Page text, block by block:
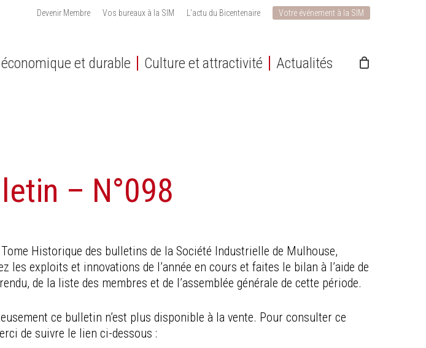
Devenir Membre Vos bureaux à la SIM L’actu du Bicentenaire Votre événement à la SIM
et durable Culture et attractivité Actualités
– N°098
Tome Historique des bulletins de la Société Industrielle de Mulhouse,
les exploits et innovations de l’année en cours et faites le bilan à l’aide de
de la liste des membres et de l’assemblée générale de cette période.
ce bulletin n’est plus disponible à la vente. Pour consulter ce
de suivre le lien ci-dessous :